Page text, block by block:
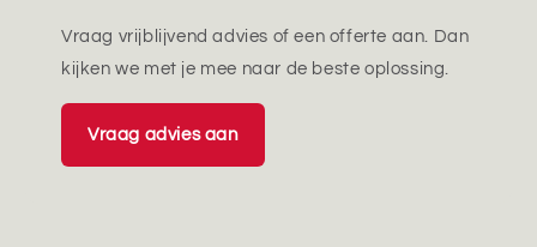
Vraag vrijblijvend advies of een offerte aan. Dan
kijken we met je mee naar de beste oplossing.
Vraag advies aan